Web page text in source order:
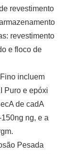
revestimento
revestimento
e floco de
incluem
Puro e epóxi
de cadA
ng, e a
Pesada